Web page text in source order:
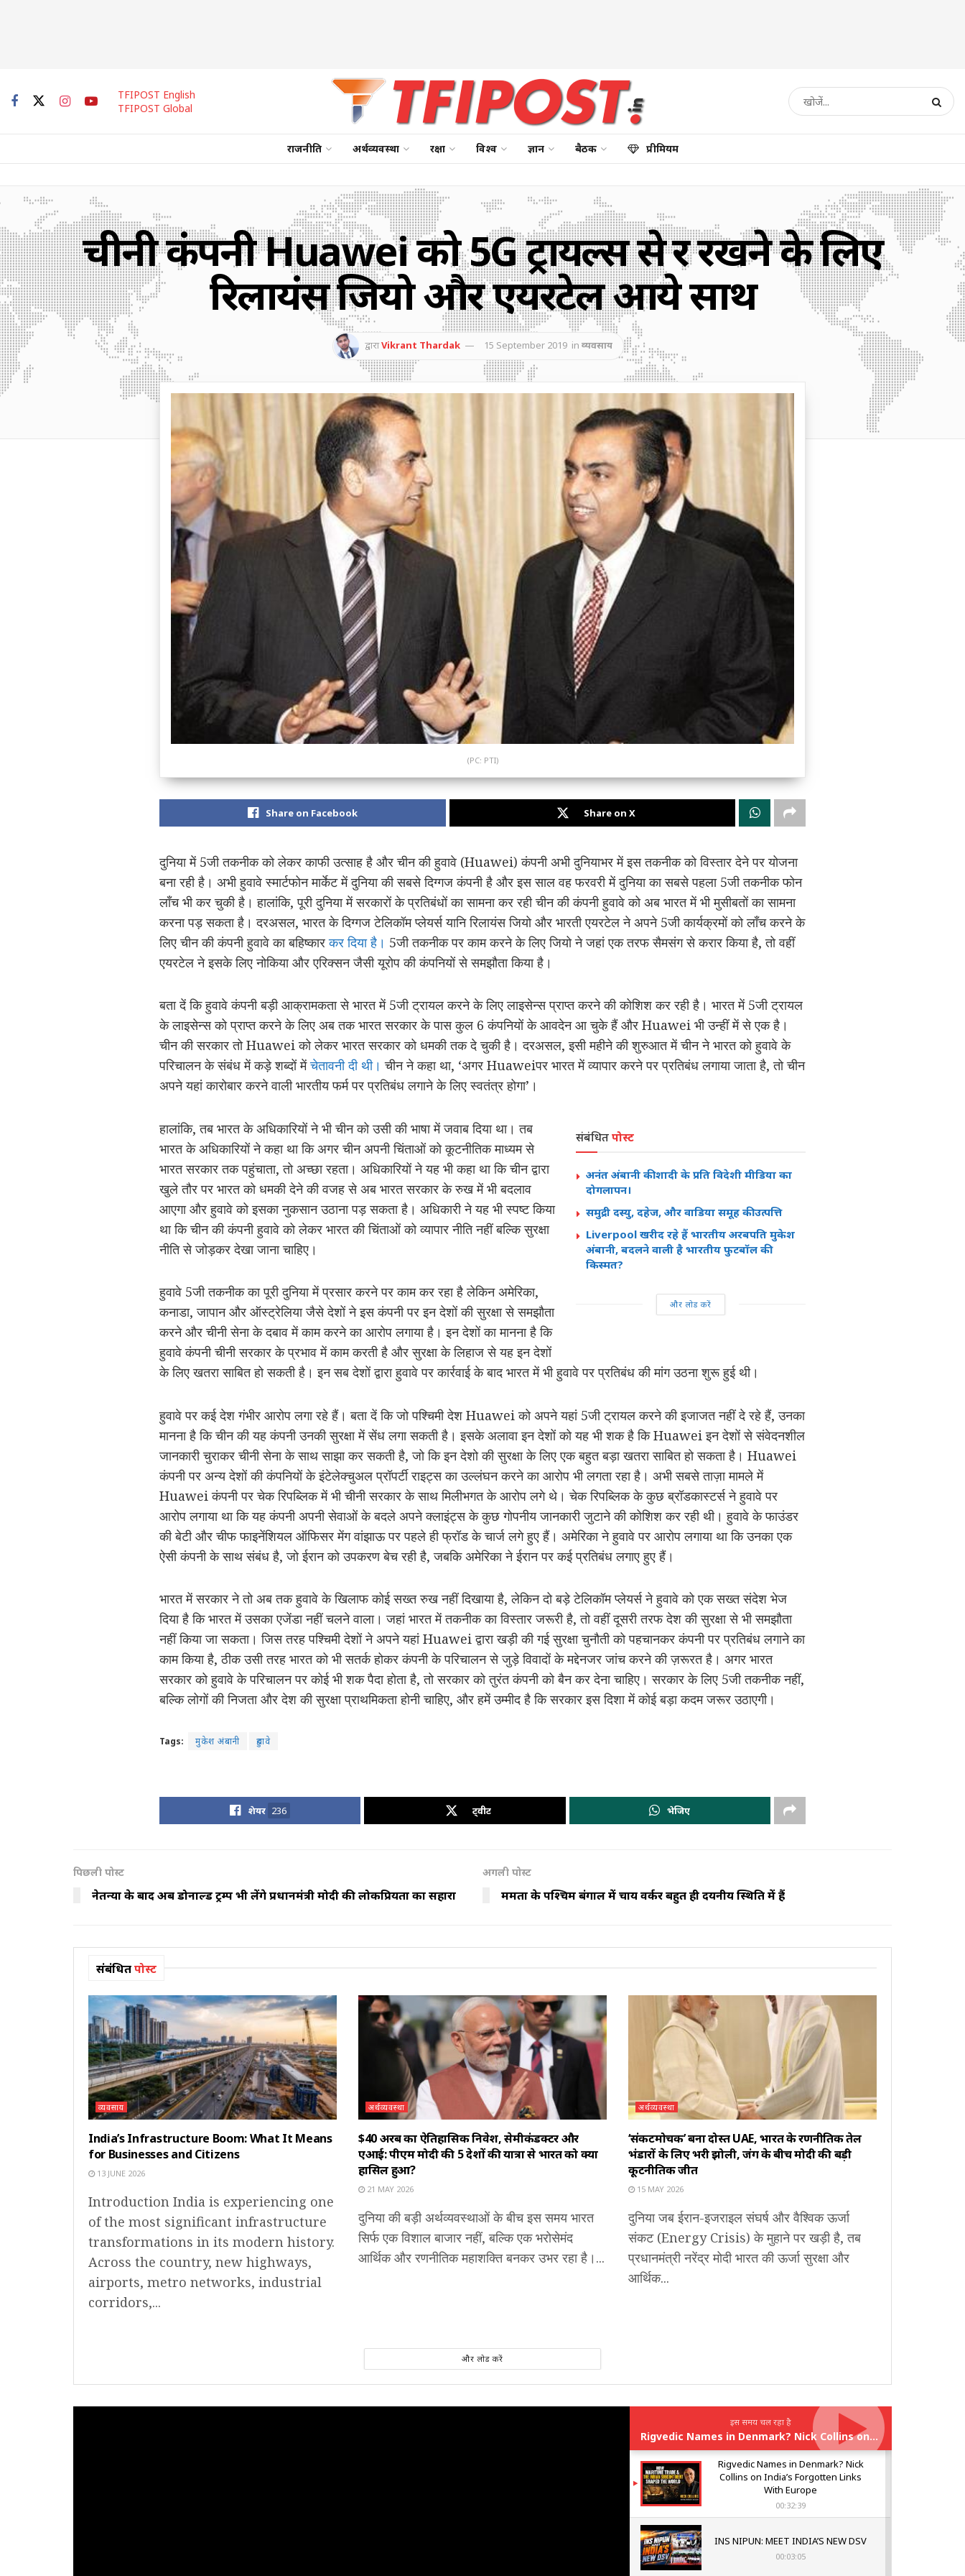
TFIPOST English
TFIPOST Global
राजनीति अर्थव्यवस्था रक्षा विश्व ज्ञान बैठक प्रीमियम
चीनी कंपनी Huawei को 5G ट्रायल्स से दूर रखने के लिए
रिलायंस जियो और एयरटेल आये साथ
द्वाराVikrant Thardak 15 September 2019 in व्यवसाय
(PC: PTI)
Share on Facebook Share on X
दुनिया में 5जी तकनीक को लेकर काफी उत्साह है और चीन की हुवावे (Huawei) कंपनी अभी दुनियाभर में इस तकनीक को विस्तार देने पर योजना
बना रही है। अभी हुवावे स्मार्टफोन मार्केट में दुनिया की सबसे दिग्गज कंपनी है और इस साल वह फरवरी में दुनिया का सबसे पहला 5जी तकनीक फोन
लॉंच भी कर चुकी है। हालांकि, पूरी दुनिया में सरकारों के प्रतिबंधों का सामना कर रही चीन की कंपनी हुवावे को अब भारत में भी मुसीबतों का सामना
करना पड़ सकता है। दरअसल, भारत के दिग्गज टेलिकॉम प्लेयर्स यानि रिलायंस जियो और भारती एयरटेल ने अपने 5जी कार्यक्रमों को लॉंच करने के
लिए चीन की कंपनी हुवावे का बहिष्कारकर दिया है। 5जी तकनीक पर काम करने के लिए जियो ने जहां एक तरफ सैमसंग से करार किया है, तो वहीं
एयरटेल ने इसके लिए नोकिया और एरिक्सन जैसी यूरोप की कंपनियों से समझौता किया है।
बता दें कि हुवावे कंपनी बड़ी आक्रामकता से भारत में 5जी ट्रायल करने के लिए लाइसेन्स प्राप्त करने की कोशिश कर रही है। भारत में 5जी ट्रायल
के लाइसेन्स को प्राप्त करने के लिए अब तक भारत सरकार के पास कुल 6 कंपनियों के आवदेन आ चुके हैं और Huawei भी उन्हीं में से एक है।
चीन की सरकार तो Huawei को लेकर भारत सरकार को धमकी तक दे चुकी है। दरअसल, इसी महीने की शुरुआत में चीन ने भारत को हुवावे के
परिचालन के संबंध में कड़े शब्दों मेंचेतावनी दी थी। चीन ने कहा था, ‘अगर Huaweiपर भारत में व्यापार करने पर प्रतिबंध लगाया जाता है, तो चीन
अपने यहां कारोबार करने वाली भारतीय फर्म पर प्रतिबंध लगाने के लिए स्वतंत्र होगा’।
संबंधितपोस्ट
अनंत अंबानी की शादी के प्रति विदेशी मीडिया का
दोगलापन।
समुद्री दस्यु, दहेज, और वाडिया समूह की उत्पत्ति
Liverpool खरीद रहे हैं भारतीय अरबपति मुकेश
अंबानी, बदलने वाली है भारतीय फुटबॉल की
किस्मत?
और लोड करें
हालांकि, तब भारत के अधिकारियों ने भी चीन को उसी की भाषा में जवाब दिया था। तब
भारत के अधिकारियों ने कहा था कि अगर चीन अपनी चिंताओं को कूटनीतिक माध्यम से
भारत सरकार तक पहुंचाता, तो अच्छा रहता। अधिकारियों ने यह भी कहा था कि चीन द्वारा
खुले तौर पर भारत को धमकी देने की वजह से अब भारत सरकार के रुख में भी बदलाव
आएगा और हुवावे को इसका नुकसान उठाना पड़ सकता है। अधिकारी ने यह भी स्पष्ट किया
था कि चीन की कंपनी हुवावे को लेकर भारत की चिंताओं को व्यापार नीति नहीं बल्कि सुरक्षा
नीति से जोड़कर देखा जाना चाहिए।
हुवावे 5जी तकनीक का पूरी दुनिया में प्रसार करने पर काम कर रहा है लेकिन अमेरिका,
कनाडा, जापान और ऑस्ट्रेलिया जैसे देशों ने इस कंपनी पर इन देशों की सुरक्षा से समझौता
करने और चीनी सेना के दबाव में काम करने का आरोप लगाया है। इन देशों का मानना है कि
हुवावे कंपनी चीनी सरकार के प्रभाव में काम करती है और सुरक्षा के लिहाज से यह इन देशों
के लिए खतरा साबित हो सकती है। इन सब देशों द्वारा हुवावे पर कार्रवाई के बाद भारत में भी हुवावे पर प्रतिबंध की मांग उठना शुरू हुई थी।
हुवावे पर कई देश गंभीर आरोप लगा रहे हैं। बता दें कि जो पश्चिमी देश Huawei को अपने यहां 5जी ट्रायल करने की इजाजत नहीं दे रहे हैं, उनका
मानना है कि चीन की यह कंपनी उनकी सुरक्षा में सेंध लगा सकती है। इसके अलावा इन देशों को यह भी शक है कि Huawei इन देशों से संवेदनशील
जानकारी चुराकर चीनी सेना के साथ साझा कर सकती है, जो कि इन देशो की सुरक्षा के लिए एक बहुत बड़ा खतरा साबित हो सकता है। Huawei
कंपनी पर अन्य देशों की कंपनियों के इंटेलेक्चुअल प्रॉपर्टी राइट्स का उल्लंघन करने का आरोप भी लगता रहा है। अभी सबसे ताज़ा मामले में
Huawei कंपनी पर चेक रिपब्लिक में भी चीनी सरकार के साथ मिलीभगत के आरोप लगे थे। चेक रिपब्लिक के कुछ ब्रॉडकास्टर्स ने हुवावे पर
आरोप लगाया था कि यह कंपनी अपनी सेवाओं के बदले अपने क्लाइंट्स के कुछ गोपनीय जानकारी जुटाने की कोशिश कर रही थी। हुवावे के फाउंडर
की बेटी और चीफ फाइनेंशियल ऑफिसर मेंग वांझाऊ पर पहले ही फ्रॉड के चार्ज लगे हुए हैं। अमेरिका ने हुवावे पर आरोप लगाया था कि उनका एक
ऐसी कंपनी के साथ संबंध है, जो ईरान को उपकरण बेच रही है, जबकि अमेरिका ने ईरान पर कई प्रतिबंध लगाए हुए हैं।
भारत में सरकार ने तो अब तक हुवावे के खिलाफ कोई सख्त रुख नहीं दिखाया है, लेकिन दो बड़े टेलिकॉम प्लेयर्स ने हुवावे को एक सख्त संदेश भेज
दिया है कि भारत में उसका एजेंडा नहीं चलने वाला। जहां भारत में तकनीक का विस्तार जरूरी है, तो वहीं दूसरी तरफ देश की सुरक्षा से भी समझौता
नहीं किया जा सकता। जिस तरह पश्चिमी देशों ने अपने यहां Huawei द्वारा खड़ी की गई सुरक्षा चुनौती को पहचानकर कंपनी पर प्रतिबंध लगाने का
काम किया है, ठीक उसी तरह भारत को भी सतर्क होकर कंपनी के परिचालन से जुड़े विवादों के मद्देनजर जांच करने की ज़रूरत है। अगर भारत
सरकार को हुवावे के परिचालन पर कोई भी शक पैदा होता है, तो सरकार को तुरंत कंपनी को बैन कर देना चाहिए। सरकार के लिए 5जी तकनीक नहीं,
बल्कि लोगों की निजता और देश की सुरक्षा प्राथमिकता होनी चाहिए, और हमें उम्मीद है कि सरकार इस दिशा में कोई बड़ा कदम जरूर उठाएगी।
Tags: मुकेश अंबानी हुवावे
शेयर 236 ट्वीट भेजिए
पिछली पोस्ट
नेतन्याहू के बाद अब डोनाल्ड ट्रम्प भी लेंगे प्रधानमंत्री मोदी की लोकप्रियता का सहारा
अगली पोस्ट
ममता के पश्चिम बंगाल में चाय वर्कर बहुत ही दयनीय स्थिति में हैं
संबंधितपोस्ट
व्यवसाय
India’s Infrastructure Boom: What It Means
for Businesses and Citizens
13 JUNE 2026
Introduction India is experiencing one
of the most significant infrastructure
transformations in its modern history.
Across the country, new highways,
airports, metro networks, industrial
corridors,...
अर्थव्यवस्था
$40 अरब का ऐतिहासिक निवेश, सेमीकंडक्टर और
एआई: पीएम मोदी की 5 देशों की यात्रा से भारत को क्या
हासिल हुआ?
21 MAY 2026
दुनिया की बड़ी अर्थव्यवस्थाओं के बीच इस समय भारत
सिर्फ एक विशाल बाजार नहीं, बल्कि एक भरोसेमंद
आर्थिक और रणनीतिक महाशक्ति बनकर उभर रहा है।...
अर्थव्यवस्था
‘संकटमोचक’ बना दोस्त UAE, भारत के रणनीतिक तेल
भंडारों के लिए भरी झोली, जंग के बीच मोदी की बड़ी
कूटनीतिक जीत
15 MAY 2026
दुनिया जब ईरान-इजराइल संघर्ष और वैश्विक ऊर्जा
संकट (Energy Crisis) के मुहाने पर खड़ी है, तब
प्रधानमंत्री नरेंद्र मोदी भारत की ऊर्जा सुरक्षा और
आर्थिक...
और लोड करें
इस समय चल रहा है
Rigvedic Names in Denmark? Nick Collins on India’s Forgotten Links With Europe
Rigvedic Names in Denmark? Nick
Collins on India’s Forgotten Links
With Europe
00:32:39
INS NIPUN: MEET INDIA’S NEW DSV
00:03:05